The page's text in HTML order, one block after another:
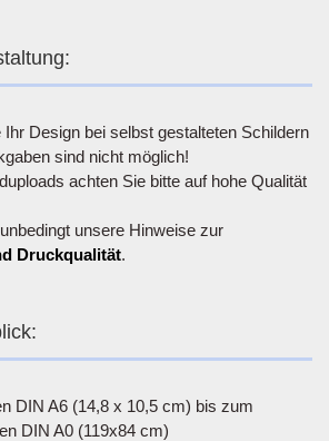
Ihr Design bei selbst gestalteten Schildern
sind nicht möglich!
achten Sie bitte auf hohe Qualität
unsere Hinweise zur
Druckqualität.
DIN A6 (14,8 x 10,5 cm) bis zum
DIN A0 (119x84 cm)